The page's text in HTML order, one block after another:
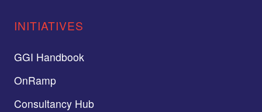
INITIATIVES
GGI Handbook
OnRamp
Consultancy Hub